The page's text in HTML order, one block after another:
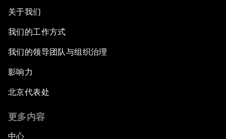
关于我们
我们的工作方式
我们的领导团队与组织治理
影响力
北京代表处
更多内容
中心